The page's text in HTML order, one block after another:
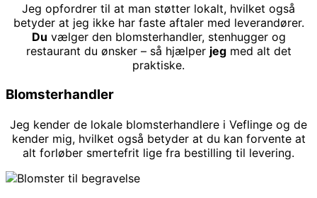
Jeg opfordrer til at man støtter lokalt, hvilket også
betyder at jeg ikke har faste aftaler med leverandører.
Du vælger den blomsterhandler, stenhugger og
restaurant du ønsker – så hjælper jegmed alt det
praktiske.
Blomsterhandler
Jeg kender de lokale blomsterhandlere i Veflinge og de
kender mig, hvilket også betyder at du kan forvente at
alt forløber smertefrit lige fra bestilling til levering.